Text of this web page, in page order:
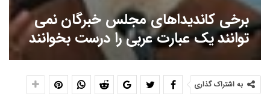
برخی کاندیداهای مجلس خبرگان نمی
توانند یک عبارت عربی را درست بخوانند
به اشتراک گذاری